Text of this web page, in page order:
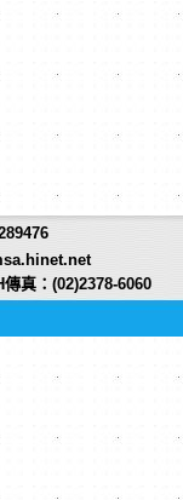
真：(02)2378-6060